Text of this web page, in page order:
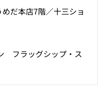
だ本店7階／十三ショ
フラッグシップ・ス